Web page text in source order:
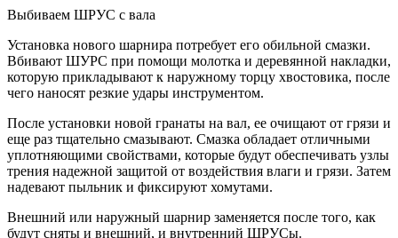
Выбиваем ШРУС с вала
Установка нового шарнира потребует его обильной смазки.
Вбивают ШУРС при помощи молотка и деревянной накладки,
которую прикладывают к наружному торцу хвостовика, после
чего наносят резкие удары инструментом.
После установки новой гранаты на вал, ее очищают от грязи и
еще раз тщательно смазывают. Смазка обладает отличными
уплотняющими свойствами, которые будут обеспечивать узлы
трения надежной защитой от воздействия влаги и грязи. Затем
надевают пыльник и фиксируют хомутами.
Внешний или наружный шарнир заменяется после того, как
будут сняты и внешний, и внутренний ШРУСы.